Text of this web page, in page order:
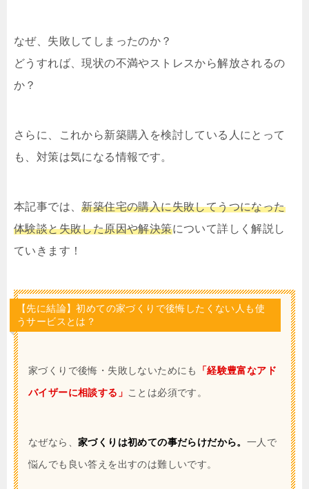
なぜ、失敗してしまったのか？
どうすれば、現状の不満やストレスから解放されるの
か？
さらに、これから新築購入を検討している人にとって
も、対策は気になる情報です。
本記事では、新築住宅の購入に失敗してうつになった
体験談と失敗した原因や解決策について詳しく解説し
ていきます！
【先に結論】初めての家づくりで後悔したくない人も使
うサービスとは？
家づくりで後悔・失敗しないためにも
「経験豊富なアド
バイザーに相談する」 ことは必須です。
なぜなら、 家づくりは初めての事だらけだから。 一人で
悩んでも良い答えを出すのは難しいです。